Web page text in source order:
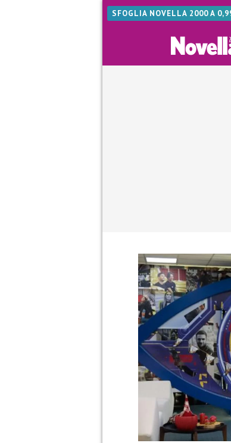
SFOGLIA NOVELLA 2000 A